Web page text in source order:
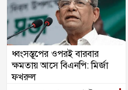
ধ্বংসস্তূপের ওপরই বারবার
ক্ষমতায় আসে বিএনপি: মির্জা
ফখরুল